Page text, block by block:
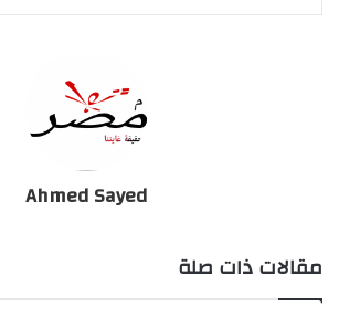
وأوضح رئيس مجلس الوزراء أنه فيما يتعلق
اقتصار إقامتها فى مسجد السيدة نفيسة وتقتصر
بالمسجد، وسيتم بثها على شاشات التليفزيون،
الفطر المبارك
Ahmed Sayed
مقالات ذات صلة